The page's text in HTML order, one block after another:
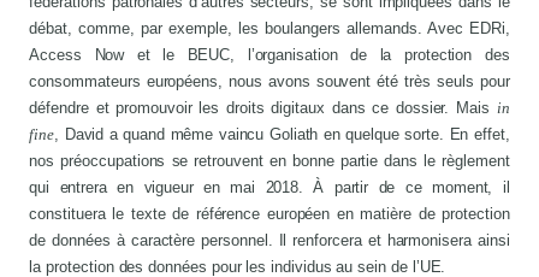
débat, comme, par exemple, les boulangers allemands. Avec EDRi,
Access Now et le BEUC, l’organisation de la protection des
consommateurs européens, nous avons souvent été très seuls pour
défendre et promouvoir les droits digitaux dans ce dossier. Mais in
fine , David a quand même vaincu Goliath en quelque sorte. En effet,
nos préoccupations se retrouvent en bonne partie dans le règlement
qui entrera en vigueur en mai 2018. À partir de ce moment, il
constituera le texte de référence européen en matière de protection
de données à caractère personnel. Il renforcera et harmonisera ainsi
la protection des données pour les individus au sein de l’UE.